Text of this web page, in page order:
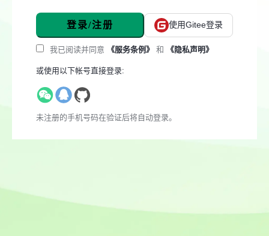
登录/注册 使用Gitee登录
我已阅读并同意 《服务条例》 和 《隐私声明》
或使用以下帐号直接登录:
未注册的手机号码在验证后将自动登录。